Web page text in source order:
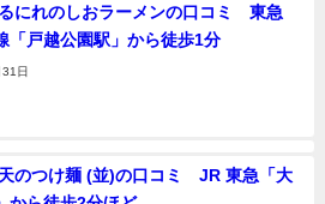
にれのしおラーメンの口コミ 東急
「戸越公園駅」から徒歩1分
日
のつけ麺 (並)の口コミ JR 東急「大